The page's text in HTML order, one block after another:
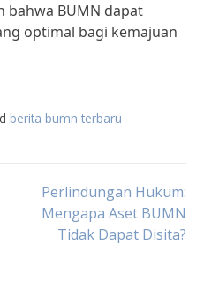
bahwa BUMN dapat
optimal bagi kemajuan
berita bumn terbaru
Perlindungan Hukum:
Mengapa Aset BUMN
Tidak Dapat Disita?